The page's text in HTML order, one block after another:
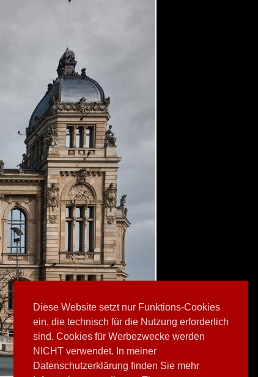
Diese Website setzt nur Funktions-Cookies
ein, die technisch für die Nutzung erforderlich
sind. Cookies für Werbezwecke werden
NICHT verwendet. In meiner
Datenschutzerklärung finden Sie mehr